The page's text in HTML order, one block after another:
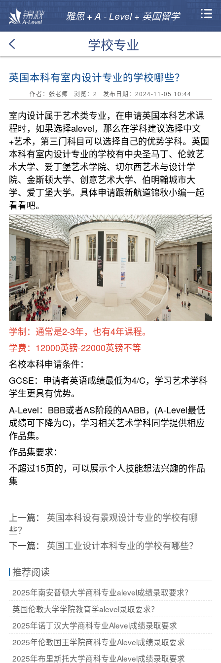
雅思 + A - Level + 英国留学
学校专业
英国本科有室内设计专业的学校哪些？
作者：张老师 浏览： 2 发布日期：2024-11-05 10:44
室内设计属于艺术类专业，在申请英国本科艺术课
程时，如果选择alevel，那么在学科建议选择中文
+艺术，第三门科目可以选择自己的优势学科。英国
本科有室内设计专业的学校有中央圣马丁、伦敦艺
术大学、爱丁堡艺术学院、切尔西艺术与设计学
院、金斯顿大学、创意艺术大学、伯明翰城市大
学、爱丁堡大学。具体申请跟新航道锦秋小编一起
看看吧。
学制：通常是2-3年，也有4年课程。
学费：12000英镑-22000英镑不等
名校本科申请条件：
GCSE：申请者英语成绩最低为4/C，学习艺术学科
学生更具有优势。
A-Level：BBB或者AS阶段的AABB，(A-Level最低
成绩可下降为C)，学习相关艺术学科同学提供相应
作品集。
作品集要求：
不超过15页的，可以展示个人技能想法兴趣的作品
集
上一篇： 英国本科设有景观设计专业的学校有哪
些？
下一篇： 英国工业设计本科专业的学校有哪些？
推荐阅读
2025年南安普顿大学商科专业alevel成绩录取要求？
英国伦敦大学学院教育学alevel录取要求？
2025年诺丁汉大学商科专业Alevel成绩录取要求
2025年伦敦国王学院商科专业Alevel成绩录取要求
2025年布里斯托大学商科专业Alevel成绩录取要求